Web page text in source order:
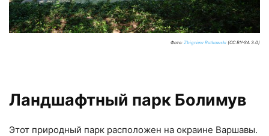
Фото: Zbigniew Rutkowski (CC BY-SA 3.0)
Ландшафтный парк Болимув
Этот природный парк расположен на окраине Варшавы.